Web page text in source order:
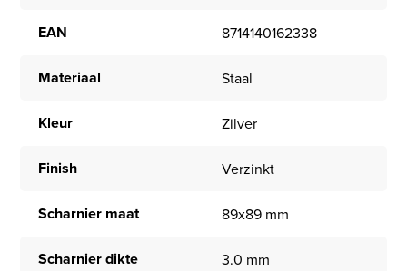
EAN 8714140162338
Materiaal Staal
Kleur Zilver
Finish Verzinkt
Scharnier maat 89x89 mm
Scharnier dikte 3.0 mm